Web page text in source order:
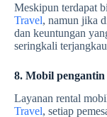
Meskipun terdapat
Travel, namun jika
dan keuntungan
seringkali
8. Mobil pengantin
Layanan rental
Travel, setiap